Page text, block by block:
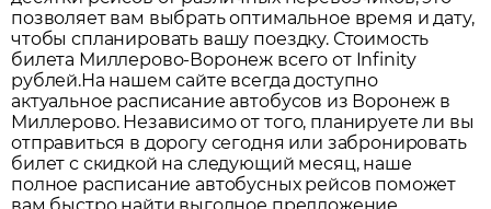
позволяет вам выбрать оптимальное время и дату,
чтобы спланировать вашу поездку. Стоимость
билета Миллерово-Воронеж всего от Infinity
рублей.На нашем сайте всегда доступно
актуальное расписание автобусов из Воронеж в
Миллерово. Независимо от того, планируете ли вы
отправиться в дорогу сегодня или забронировать
билет с скидкой на следующий месяц, наше
полное расписание автобусных рейсов поможет